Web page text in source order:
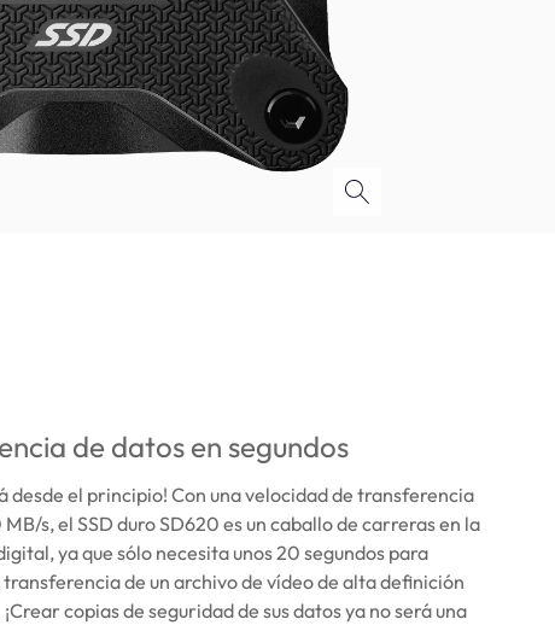
de datos en segundos
desde el principio! Con una velocidad de transferencia
s, el SSD duro SD620 es un caballo de carreras en la
ya que sólo necesita unos 20 segundos para
de un archivo de vídeo de alta definición
copias de seguridad de sus datos ya no será una